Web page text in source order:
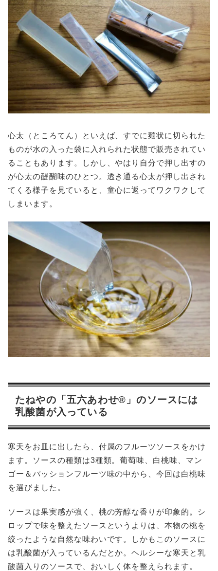
心太（ところてん）といえば、すでに麺状に切られた
ものが水の入った袋に入れられた状態で販売されてい
ることもあります。しかし、やはり自分で押し出すの
が心太の醍醐味のひとつ。透き通る心太が押し出され
てくる様子を見ていると、童心に返ってワクワクして
しまいます。
たねやの「五六あわせ®︎」のソースには
乳酸菌が入っている
寒天をお皿に出したら、付属のフルーツソースをかけ
ます。ソースの種類は3種類。葡萄味、白桃味、マン
ゴー＆パッションフルーツ味の中から、今回は白桃味
を選びました。
ソースは果実感が強く、桃の芳醇な香りが印象的。シ
ロップで味を整えたソースというよりは、本物の桃を
絞ったような自然な味わいです。しかもこのソースに
は乳酸菌が入っているんだとか。ヘルシーな寒天と乳
酸菌入りのソースで、おいしく体を整えられます。